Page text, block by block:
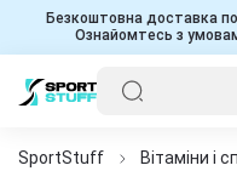
Безкоштовна доставка
Ознайомтесь з
SportStuff Вітаміни і